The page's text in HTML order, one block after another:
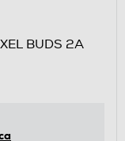
BUDS 2A